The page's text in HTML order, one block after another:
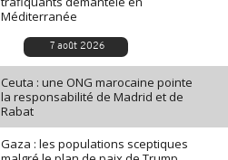
Méditerranée
7 août 2026
Ceuta : une ONG marocaine pointe
la responsabilité de Madrid et de
Rabat
Gaza : les populations sceptiques